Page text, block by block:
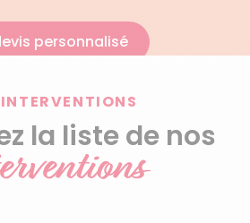
personnalisé
la liste de nos